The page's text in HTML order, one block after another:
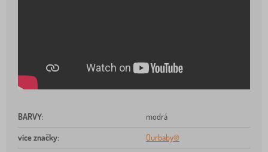
BARVY: modrá
více značky: Ourbaby®